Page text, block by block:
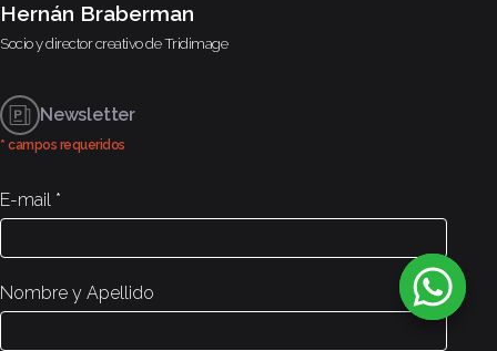
Hernán Braberman
Socio y director creativo deTridimage
Newsletter
* campos requeridos
E-mail *
Nombre y Apellido